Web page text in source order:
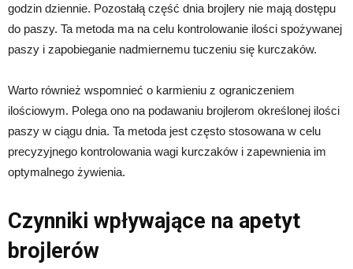
godzin dziennie. Pozostałą część dnia brojlery nie mają dostępu
do paszy. Ta metoda ma na celu kontrolowanie ilości spożywanej
paszy i zapobieganie nadmiernemu tuczeniu się kurczaków.
Warto również wspomnieć o karmieniu z ograniczeniem
ilościowym. Polega ono na podawaniu brojlerom określonej ilości
paszy w ciągu dnia. Ta metoda jest często stosowana w celu
precyzyjnego kontrolowania wagi kurczaków i zapewnienia im
optymalnego żywienia.
Czynniki wpływające na apetyt
brojlerów